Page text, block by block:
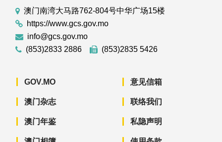
澳门南湾大马路762-804号中华广场15楼
https://www.gcs.gov.mo
info@gcs.gov.mo
(853)2833 2886
(853)2835 5426
GOV.MO
澳门杂志
澳门年鉴
意见信箱
联络我们
私隐声明